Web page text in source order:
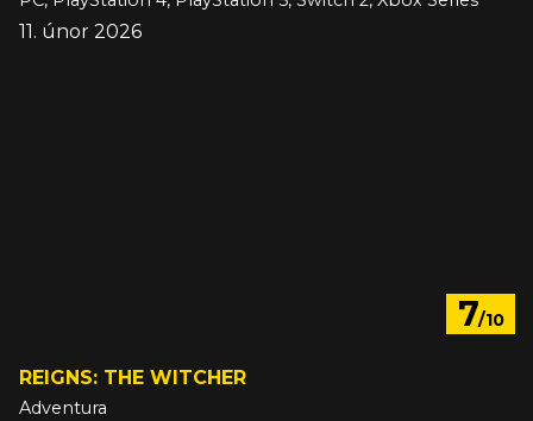
11. únor 2026
7/10
REIGNS: THE WITCHER
Adventura